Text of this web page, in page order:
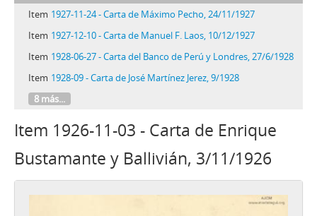
Item 1927-11-24 - Carta de Máximo Pecho, 24/11/1927
Item 1927-12-10 - Carta de Manuel F. Laos, 10/12/1927
Item 1928-06-27 - Carta del Banco de Perú y Londres, 27/6/1928
Item 1928-09 - Carta de José Martínez Jerez, 9/1928
8 más...
Item 1926-11-03 - Carta de Enrique
Bustamante y Ballivián, 3/11/1926